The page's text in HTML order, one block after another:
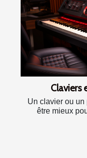
Claviers
Un clavier ou
être mieux